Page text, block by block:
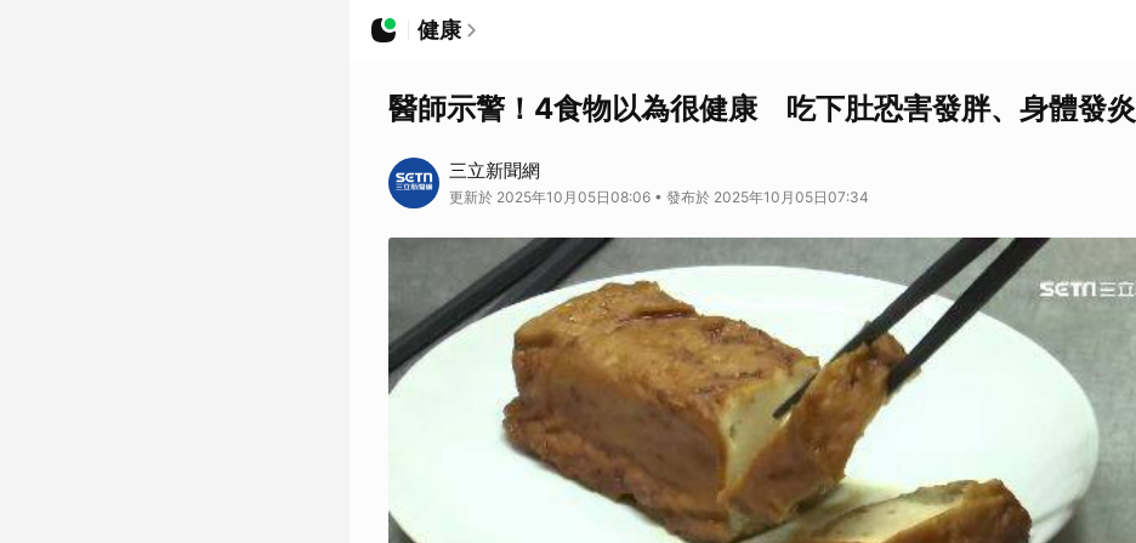
健康
醫師示警！4食物以為很健康 吃下肚恐害發胖、身體發炎
三立新聞網
更新於 2025年10月05日08:06 • 發布於 2025年10月05日07:34